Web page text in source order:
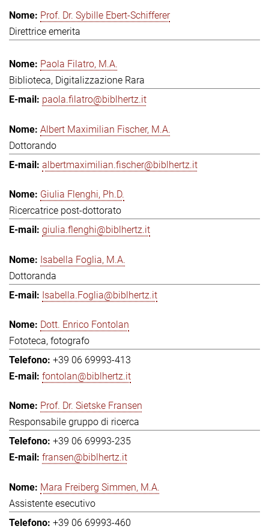
Prof. Dr. Sybille Ebert-Schifferer
Direttrice emerita
Paola Filatro, M.A.
Biblioteca, Digitalizzazione Rara
paola.filatro@biblhertz.it
Albert Maximilian Fischer, M.A.
Dottorando
albertmaximilian.fischer@biblhertz.it
Giulia Flenghi, Ph.D.
Ricercatrice post-dottorato
giulia.flenghi@biblhertz.it
Isabella Foglia, M.A.
Dottoranda
Isabella.Foglia@biblhertz.it
Dott. Enrico Fontolan
Fototeca, fotografo
+39 06 69993-413
fontolan@biblhertz.it
Prof. Dr. Sietske Fransen
Responsabile gruppo di ricerca
+39 06 69993-235
fransen@biblhertz.it
Mara Freiberg Simmen, M.A.
Assistente esecutivo
+39 06 69993-460